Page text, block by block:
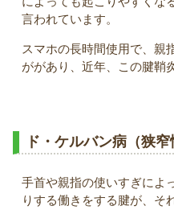
言われています。
スマホの長時間使用で、親
ががあり、近年、この腱鞘
ド・ケルバン病（狭窄
手首や親指の使いすぎによ
りする働きをする腱が、そ